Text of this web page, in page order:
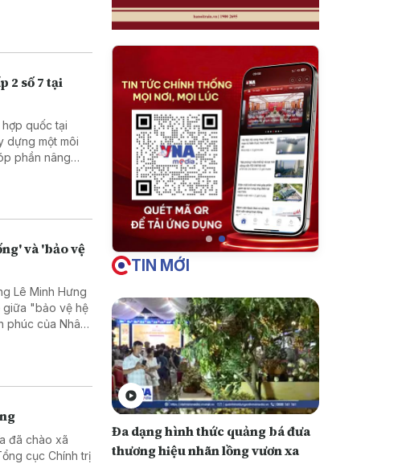
2 số 7 tại
quốc tại
dựng một môi
phần nâng
và 'bảo vệ
Lê Minh Hưng
giữa "bảo vệ hệ
phúc của Nhân
đã chào xã
cục Chính trị
TIN MỚI
Đa dạng hình thức quảng bá đưa
thương hiệu nhãn lồng vươn xa